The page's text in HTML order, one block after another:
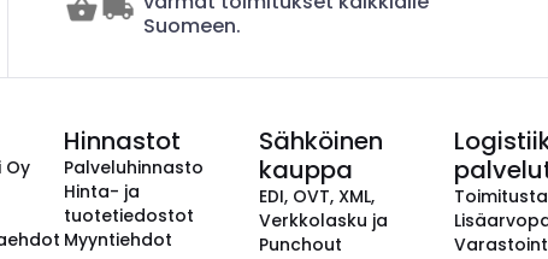
Suomeen.
Oy
Hinnastot
Palveluhinnasto
Hinta- ja
tuotetiedostot
Myyntiehdot
Sähköinen
kauppa
EDI, OVT, XML,
Verkkolasku ja
Punchout